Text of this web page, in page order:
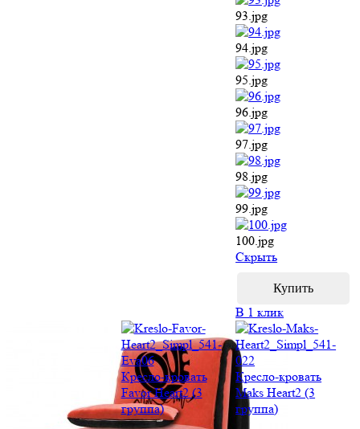
93.jpg
94.jpg
95.jpg
96.jpg
97.jpg
98.jpg
99.jpg
100.jpg
Cкрыть
В 1 клик
Кресло-кровать
Favor Heart2 (3
группа)
Кресло-кровать
Maks Heart2 (3
группа)